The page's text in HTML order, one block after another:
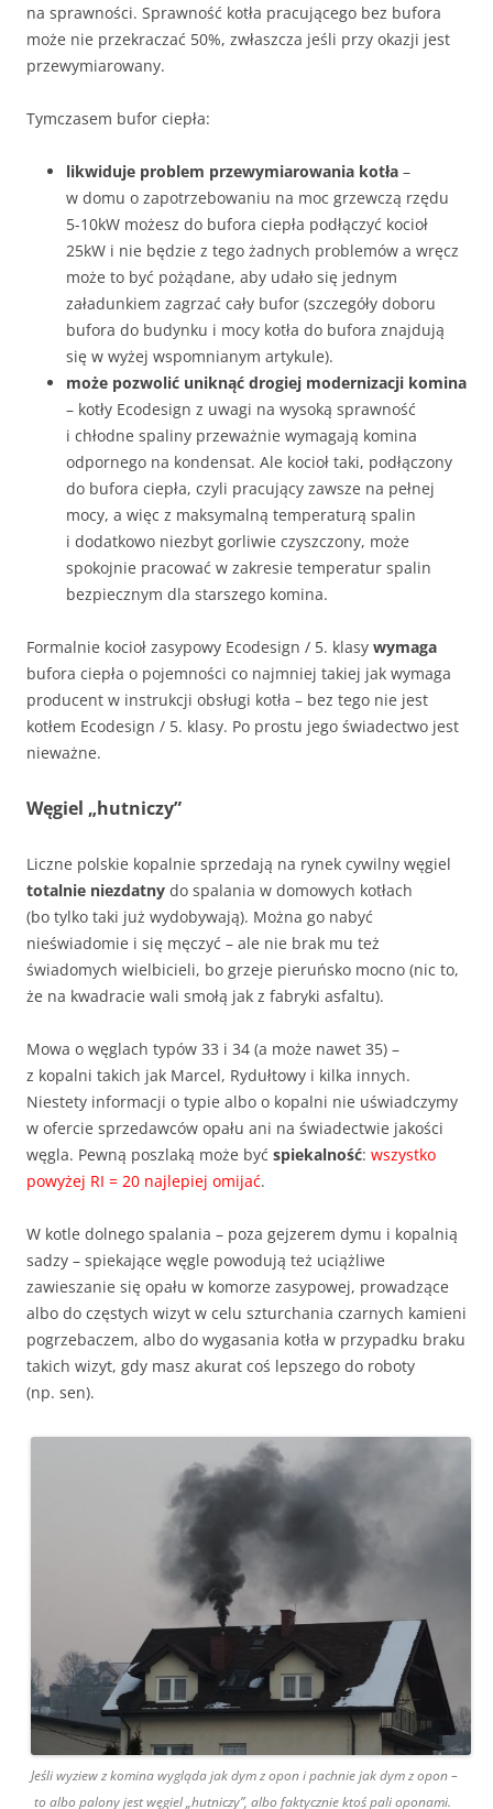
na sprawności. Sprawność kotła pracującego bez bufora
może nie przekraczać 50%, zwłaszcza jeśli przy okazji jest
przewymiarowany.
Tymczasem bufor ciepła:
likwiduje problem przewymiarowania kotła –
w domu o zapotrzebowaniu na moc grzewczą rzędu
5-10kW możesz do bufora ciepła podłączyć kocioł
25kW i nie będzie z tego żadnych problemów a wręcz
może to być pożądane, aby udało się jednym
załadunkiem zagrzać cały bufor (szczegóły doboru
bufora do budynku i mocy kotła do bufora znajdują
się w wyżej wspomnianym artykule).
może pozwolić uniknąć drogiej modernizacji komina
– kotły Ecodesign z uwagi na wysoką sprawność
i chłodne spaliny przeważnie wymagają komina
odpornego na kondensat. Ale kocioł taki, podłączony
do bufora ciepła, czyli pracujący zawsze na pełnej
mocy, a więc z maksymalną temperaturą spalin
i dodatkowo niezbyt gorliwie czyszczony, może
spokojnie pracować w zakresie temperatur spalin
bezpiecznym dla starszego komina.
Formalnie kocioł zasypowy Ecodesign / 5. klasy wymaga
bufora ciepła o pojemności co najmniej takiej jak wymaga
producent w instrukcji obsługi kotła – bez tego nie jest
kotłem Ecodesign / 5. klasy. Po prostu jego świadectwo jest
nieważne.
Węgiel „hutniczy”
Liczne polskie kopalnie sprzedają na rynek cywilny węgiel
totalnie niezdatny do spalania w domowych kotłach
(bo tylko taki już wydobywają). Można go nabyć
nieświadomie i się męczyć – ale nie brak mu też
świadomych wielbicieli, bo grzeje pieruńsko mocno (nic to,
że na kwadracie wali smołą jak z fabryki asfaltu).
Mowa o węglach typów 33 i 34 (a może nawet 35) –
z kopalni takich jak Marcel, Rydułtowy i kilka innych.
Niestety informacji o typie albo o kopalni nie uświadczymy
w ofercie sprzedawców opału ani na świadectwie jakości
węgla. Pewną poszlaką może być spiekalność: wszystko
powyżej RI = 20 najlepiej omijać.
W kotle dolnego spalania – poza gejzerem dymu i kopalnią
sadzy – spiekające węgle powodują też uciążliwe
zawieszanie się opału w komorze zasypowej, prowadzące
albo do częstych wizyt w celu szturchania czarnych kamieni
pogrzebaczem, albo do wygasania kotła w przypadku braku
takich wizyt, gdy masz akurat coś lepszego do roboty
(np. sen).
Jeśli wyziew z komina wygląda jak dym z opon i pachnie jak dym z opon –
to albo palony jest węgiel „hutniczy”, albo faktycznie ktoś pali oponami.